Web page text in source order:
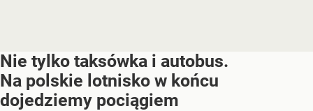
Nie tylko taksówka i autobus.
Na polskie lotnisko w końcu
dojedziemy pociągiem